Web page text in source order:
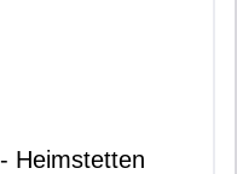
Heimstetten